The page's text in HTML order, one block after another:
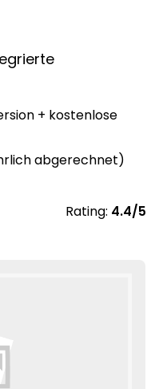
+ kostenlose
abgerechnet)
Rating: 4.4/5